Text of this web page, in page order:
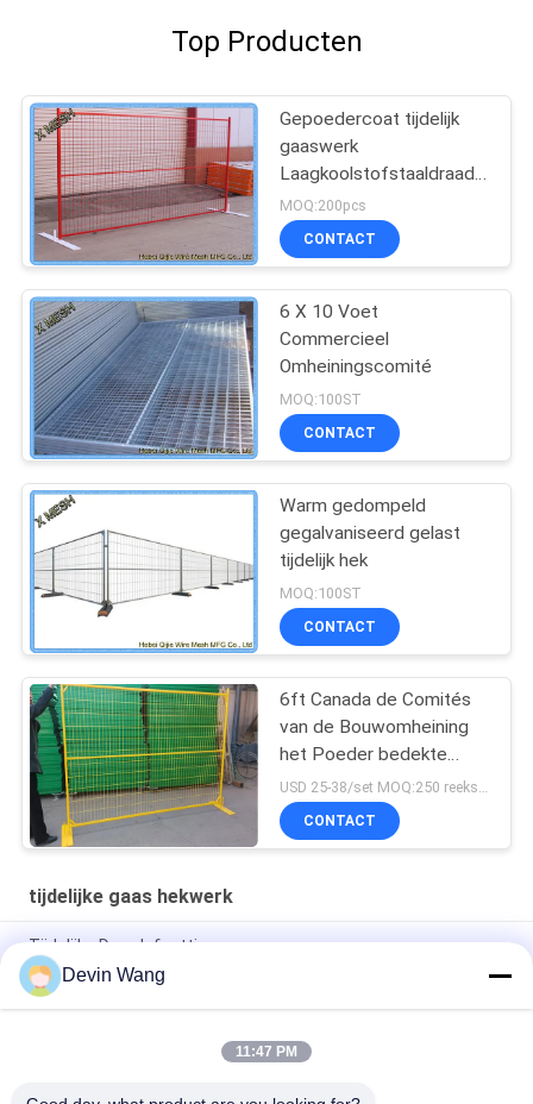
Top Producten
Gepoedercoat tijdelijk
gaaswerk
Laagkoolstofstaaldraad
8FT X 10FT gaaspaneel
MOQ:200pcs
CONTACT
6 X 10 Voet
Commercieel
Omheiningscomité
MOQ:100ST
CONTACT
Warm gedompeld
gegalvaniseerd gelast
tijdelijk hek
MOQ:100ST
CONTACT
6ft Canada de Comités
van de Bouwomheining
het Poeder bedekte
Tijdelijke
Netwerkomheining met
een laag
CONTACT
tijdelijke gaas hekwerk
Tijdelijke Draadafzetting
Gele Gekleurde Openlucht de Bouw Tijdelijke Omheining Panel
van Canada 1.8m Hoogte
Bouw van Canada galvaniseerde Tijdelijk Schermend Met een
Devin Wang
11:47 PM